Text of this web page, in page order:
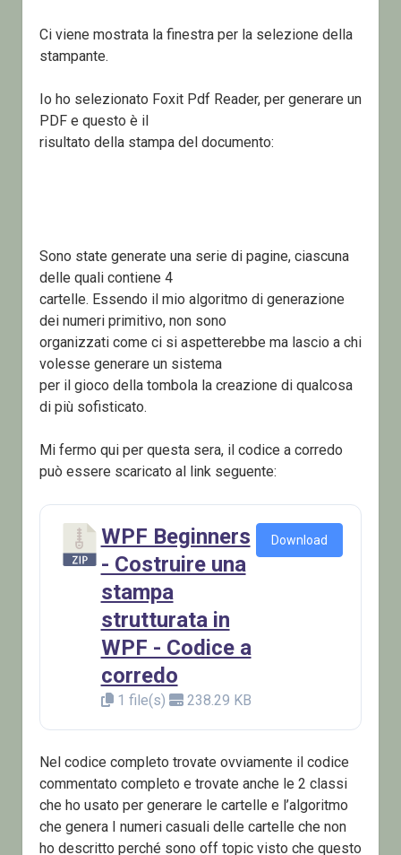
Ci viene mostrata la finestra per la selezione della
stampante.
Io ho selezionato Foxit Pdf Reader, per generare un
PDF e questo è il
risultato della stampa del documento:
Sono state generate una serie di pagine, ciascuna
delle quali contiene 4
cartelle. Essendo il mio algoritmo di generazione
dei numeri primitivo, non sono
organizzati come ci si aspetterebbe ma lascio a chi
volesse generare un sistema
per il gioco della tombola la creazione di qualcosa
di più sofisticato.
Mi fermo qui per questa sera, il codice a corredo
può essere scaricato al link seguente:
WPF Beginners
- Costruire una
stampa
strutturata in
WPF - Codice a
corredo
1 file(s) 238.29 KB
Download
Nel codice completo trovate ovviamente il codice
commentato completo e trovate anche le 2 classi
che ho usato per generare le cartelle e l’algoritmo
che genera I numeri casuali delle cartelle che non
ho descritto perché sono off topic visto che questo